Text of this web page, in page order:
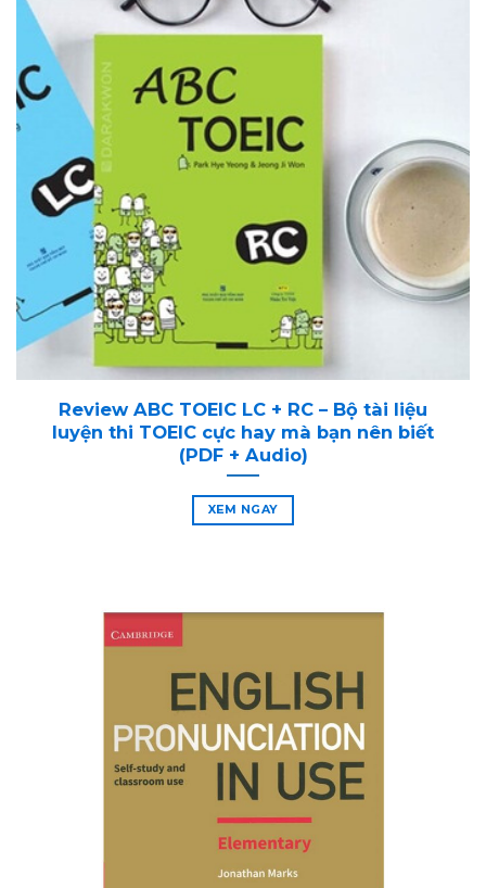
Review ABC TOEIC LC + RC – Bộ tài liệu
luyện thi TOEIC cực hay mà bạn nên biết
(PDF + Audio)
XEM NGAY